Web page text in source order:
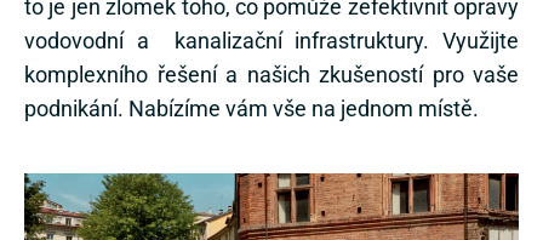
to je jen zlomek toho, co pomůže zefektivnit opravy
vodovodní a kanalizační infrastruktury. Využijte
komplexního řešení a našich zkušeností pro vaše
podnikání. Nabízíme vám vše na jednom místě.